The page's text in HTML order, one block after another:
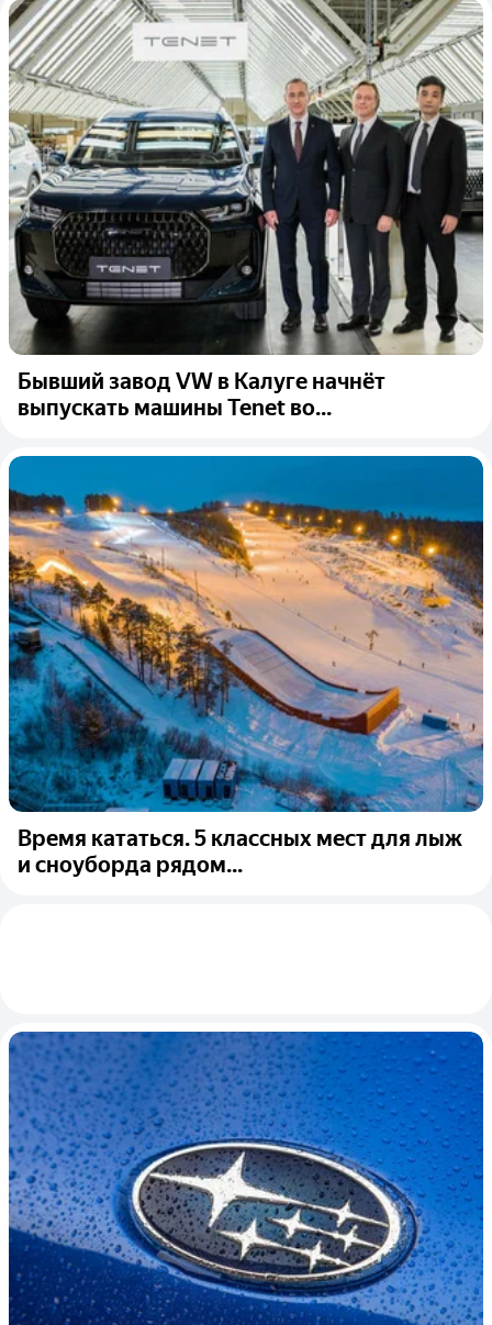
Бывший завод VW в Калуге начнёт
выпускать машины Tenet во...
Время кататься. 5 классных мест для лыж
и сноуборда рядом...